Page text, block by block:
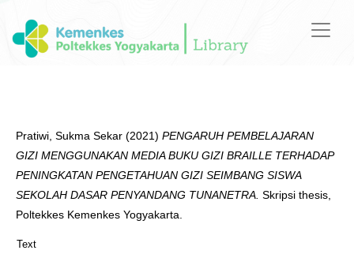
Pratiwi, Sukma Sekar (2021) PENGARUH PEMBELAJARAN
GIZI MENGGUNAKAN MEDIA BUKU GIZI BRAILLE TERHADAP
PENINGKATAN PENGETAHUAN GIZI SEIMBANG SISWA
SEKOLAH DASAR PENYANDANG TUNANETRA. Skripsi thesis,
Poltekkes Kemenkes Yogyakarta.
Text